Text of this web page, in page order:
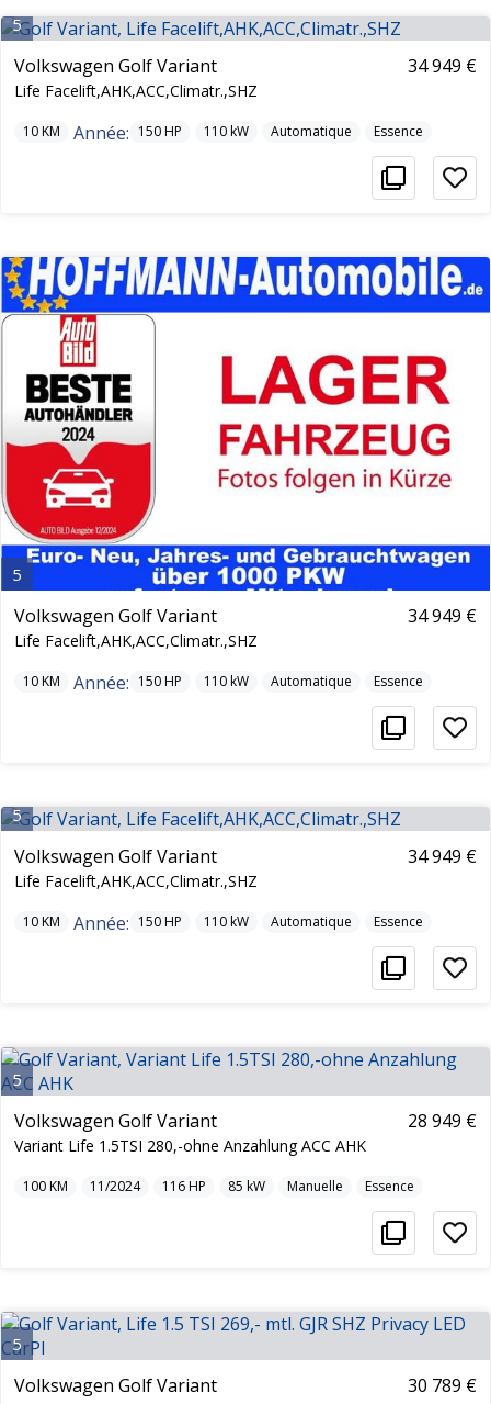
5
Volkswagen Golf Variant
Life Facelift,AHK,ACC,Climatr.,SHZ
34 949 €
10KM Année: 150HP 110kW Automatique Essence
5
Volkswagen Golf Variant
Life Facelift,AHK,ACC,Climatr.,SHZ
34 949 €
10KM Année: 150HP 110kW Automatique Essence
5
Volkswagen Golf Variant
Life Facelift,AHK,ACC,Climatr.,SHZ
34 949 €
10KM Année: 150HP 110kW Automatique Essence
5
Volkswagen Golf Variant
Variant Life 1.5TSI 280,-ohne Anzahlung ACC AHK
28 949 €
100KM 11/2024 116HP 85 kW Manuelle Essence
5
Volkswagen Golf Variant 30 789 €